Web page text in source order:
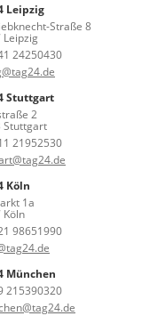
Leipzig
Straße 8
Leipzig
24250430
Stuttgart
2
Stuttgart
21952530
Köln
1a
Köln
98651990
München
215390320